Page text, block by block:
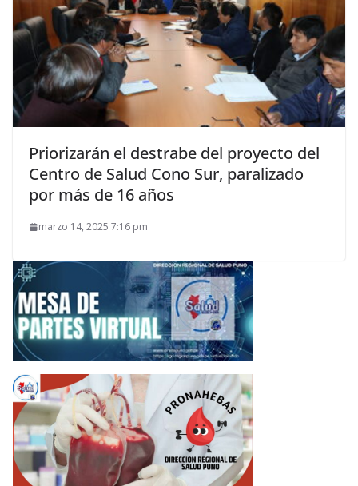
Priorizarán el destrabe del proyecto del
Centro de Salud Cono Sur, paralizado
por más de 16 años
marzo 14, 2025 7:16 pm